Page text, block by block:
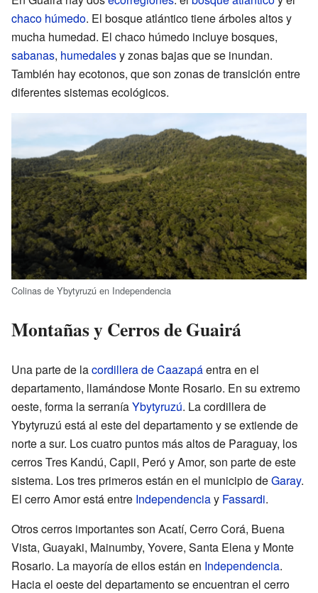
chaco húmedo. El bosque atlántico tiene árboles altos y
mucha humedad. El chaco húmedo incluye bosques,
sabanas, humedalesy zonas bajas que se inundan.
También hay ecotonos, que son zonas de transición entre
diferentes sistemas ecológicos.
Colinas de Ybytyruzú en Independencia
Montañas y Cerros de Guairá
Una parte de lacordillera de Caazapáentra en el
departamento, llamándose Monte Rosario. En su extremo
oeste, forma la serraníaYbytyruzú. La cordillera de
Ybytyruzú está al este del departamento y se extiende de
norte a sur. Los cuatro puntos más altos de Paraguay, los
cerros Tres Kandú, Capii, Peró y Amor, son parte de este
sistema. Los tres primeros están en el municipio deGaray.
El cerro Amor está entre Independenciay Fassardi.
Otros cerros importantes son Acatí, Cerro Corá, Buena
Vista, Guayaki, Mainumby, Yovere, Santa Elena y Monte
Rosario. La mayoría de ellos están en Independencia.
Hacia el oeste del departamento se encuentran el cerro